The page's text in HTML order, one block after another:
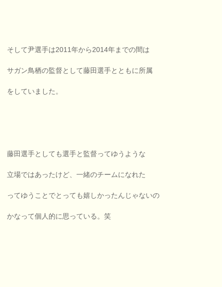
そして尹選手は2011年から2014年までの間は
サガン鳥栖の監督として藤田選手とともに所属
をしていました。
藤田選手としても選手と監督ってゆうような
立場ではあったけど、一緒のチームになれた
ってゆうことでとっても嬉しかったんじゃないの
かなって個人的に思っている。笑